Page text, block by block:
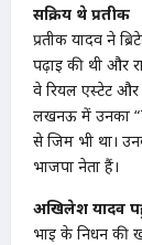
सक्रिय थे प्रतीक
प्रतीक यादव ने
पढ़ाई की थी और
वे रियल एस्टेट
लखनऊ में उनका
से जिम भी था।
भाजपा नेता हैं।
अखिलेश यादव
भाई के निधन की